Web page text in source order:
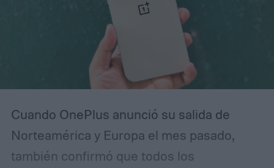
Cuando OnePlus anunció su salida de
Norteamérica y Europa el mes pasado,
también confirmó que todos los